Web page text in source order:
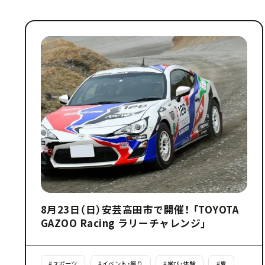
8月23日（日）安芸高田市で開催！ 「TOYOTA
GAZOO Racing ラリーチャレンジ」